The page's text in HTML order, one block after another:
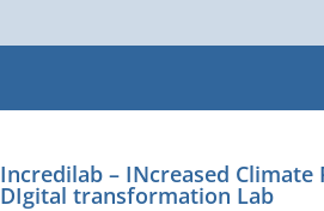
Incredilab – INcreased Climate
DIgital transformation Lab